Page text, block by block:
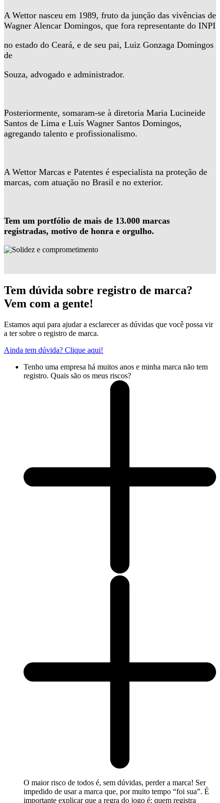
A Wettor nasceu em 1989, fruto da junção das vivências de
Wagner Alencar Domingos, que fora representante do INPI
no estado do Ceará, e de seu pai, Luiz Gonzaga Domingos
de
Souza, advogado e administrador.
Posteriormente, somaram-se à diretoria Maria Lucineide
Santos de Lima e Luís Wagner Santos Domingos,
agregando talento e profissionalismo.
A Wettor Marcas e Patentes é especialista na proteção de
marcas, com atuação no Brasil e no exterior.
Tem um portfólio de mais de 13.000 marcas
registradas, motivo de honra e orgulho.
Tem dúvida sobre registro de marca?
Vem com a gente!
Estamos aqui para ajudar a esclarecer as dúvidas que você possa vir
a ter sobre o registro de marca.
Ainda tem dúvida? Clique aqui!
Tenho uma empresa há muitos anos e minha marca não tem
registro. Quais são os meus riscos?
O maior risco de todos é, sem dúvidas, perder a marca! Ser
impedido de usar a marca que, por muito tempo “foi sua”. É
importante explicar que a regra do jogo é: quem registra